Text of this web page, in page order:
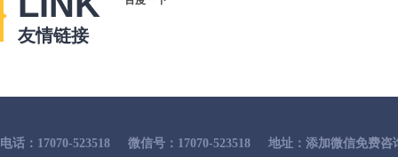
友情链接
电话：17070-523518 微信号：17070-523518 地址：添加微信免费